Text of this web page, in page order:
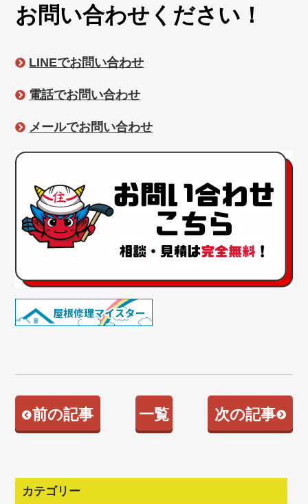
お問い合わせください！
LINEでお問い合わせ
電話でお問い合わせ
メールでお問い合わせ
前の記事 一覧 次の記事
カテゴリー